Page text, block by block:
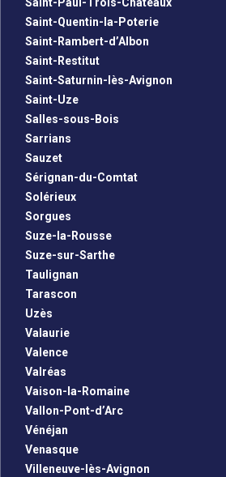
Saint-Paul-Trois-Châteaux
Saint-Quentin-la-Poterie
Saint-Rambert-d’Albon
Saint-Restitut
Saint-Saturnin-lès-Avignon
Saint-Uze
Salles-sous-Bois
Sarrians
Sauzet
Sérignan-du-Comtat
Solérieux
Sorgues
Suze-la-Rousse
Suze-sur-Sarthe
Taulignan
Tarascon
Uzès
Valaurie
Valence
Valréas
Vaison-la-Romaine
Vallon-Pont-d’Arc
Vénéjan
Venasque
Villeneuve-lès-Avignon